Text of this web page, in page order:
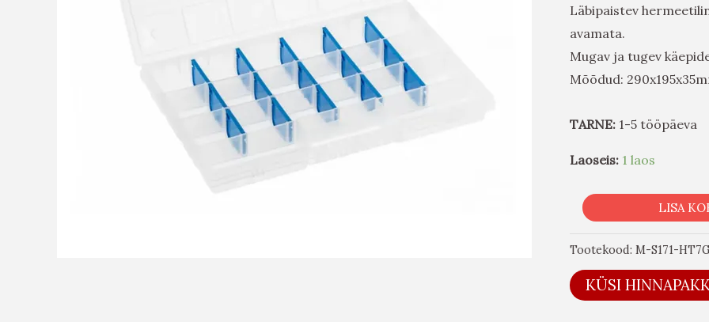
Läbipaistev
avamata.
Mugav ja tugev
Mõõdud:
TARNE: 1-5 tööpäeva
Laoseis: 1 laos
LISA
Tootekood: M-S171-
KÜSI